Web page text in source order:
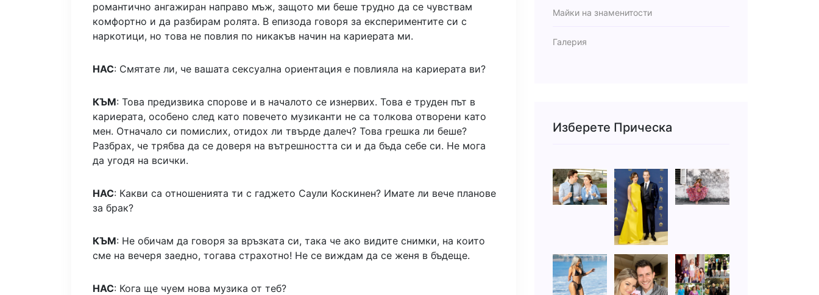
романтично ангажиран направо мъж, защото ми беше трудно да се чувствам
комфортно и да разбирам ролята. В епизода говоря за експериментите си с
наркотици, но това не повлия по никакъв начин на кариерата ми.
НАС: Смятате ли, че вашата сексуална ориентация е повлияла на кариерата ви?
КЪМ: Това предизвика спорове и в началото се изнервих. Това е труден път в
кариерата, особено след като повечето музиканти не са толкова отворени като
мен. Отначало си помислих, отидох ли твърде далеч? Това грешка ли беше?
Разбрах, че трябва да се доверя на вътрешността си и да бъда себе си. Не мога
да угодя на всички.
НАС: Какви са отношенията ти с гаджето Саули Коскинен? Имате ли вече планове
за брак?
КЪМ: Не обичам да говоря за връзката си, така че ако видите снимки, на които
сме на вечеря заедно, тогава страхотно! Не се виждам да се женя в бъдеще.
НАС: Кога ще чуем нова музика от теб?
Майки на знаменитости
Галерия
Изберете Прическа